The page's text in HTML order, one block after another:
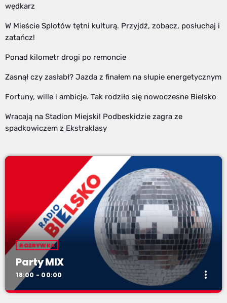
wędkarz
W Mieście Splotów tętni kulturą. Przyjdź, zobacz, posłuchaj i
zatańcz!
Ponad kilometr drogi po remoncie
Zasnął czy zasłabł? Jazda z finałem na słupie energetycznym
Fortuny, wille i ambicje. Tak rodziło się nowoczesne Bielsko
Wracają na Stadion Miejski! Podbeskidzie zagra ze
spadkowiczem z Ekstraklasy
ROZRYWKA
Party MIX
18:00 - 00:00 more_vert